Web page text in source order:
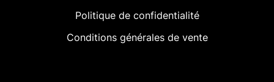
Politique de confidentialité
Conditions générales de vente